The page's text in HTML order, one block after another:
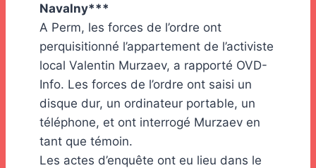
Navalny***
A Perm, les forces de l’ordre ont
perquisitionné l’appartement de l’activiste
local Valentin Murzaev, a rapporté OVD-
Info. Les forces de l’ordre ont saisi un
disque dur, un ordinateur portable, un
téléphone, et ont interrogé Murzaev en
tant que témoin.
Les actes d’enquête ont eu lieu dans le